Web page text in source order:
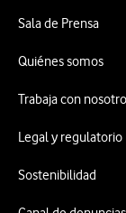
Sala de Prensa
Quiénes somos
Trabaja con
Legal y regulatorio
Sostenibilidad